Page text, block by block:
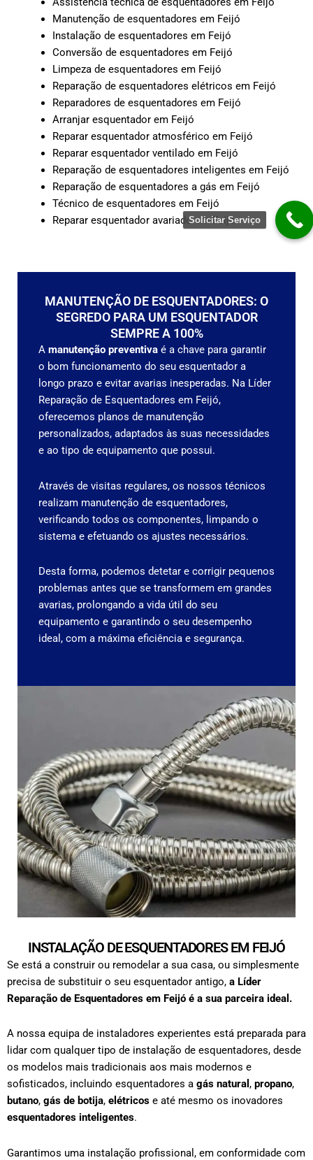
Manutenção de esquentadores em Feijó
Instalação de esquentadores em Feijó
Conversão de esquentadores em Feijó
Limpeza de esquentadores em Feijó
Reparação de esquentadores elétricos em Feijó
Reparadores de esquentadores em Feijó
Arranjar esquentador em Feijó
Reparar esquentador atmosférico em Feijó
Reparar esquentador ventilado em Feijó
Reparação de esquentadores inteligentes em Feijó
Reparação de esquentadores a gás em Feijó
Técnico de esquentadores em Feijó
Reparar esquentador avariado em Feijó
MANUTENÇÃO DE ESQUENTADORES: O
SEGREDO PARA UM ESQUENTADOR
SEMPRE A 100%
A manutenção preventiva é a chave para garantir
o bom funcionamento do seu esquentador a
longo prazo e evitar avarias inesperadas. Na Líder
Reparação de Esquentadores em Feijó,
oferecemos planos de manutenção
personalizados, adaptados às suas necessidades
e ao tipo de equipamento que possui.
Através de visitas regulares, os nossos técnicos
realizam manutenção de esquentadores,
verificando todos os componentes, limpando o
sistema e efetuando os ajustes necessários.
Desta forma, podemos detetar e corrigir pequenos
problemas antes que se transformem em grandes
avarias, prolongando a vida útil do seu
equipamento e garantindo o seu desempenho
ideal, com a máxima eficiência e segurança.
INSTALAÇÃO DE ESQUENTADORES EM FEIJÓ
Se está a construir ou remodelar a sua casa, ou simplesmente
precisa de substituir o seu esquentador antigo, a Líder
Reparação de Esquentadores em Feijó é a sua parceira ideal.
A nossa equipa de instaladores experientes está preparada para
lidar com qualquer tipo de instalação de esquentadores, desde
os modelos mais tradicionais aos mais modernos e
sofisticados, incluindo esquentadores a gás natural , propano,
butano, gás de botija, elétricos e até mesmo os inovadores
esquentadores inteligentes.
Garantimos uma instalação profissional, em conformidade com
Solicitar Serviço